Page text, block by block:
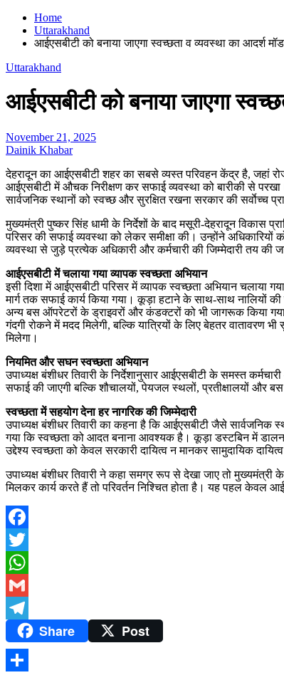
Home
Uttarakhand
आईएसबीटी को बनाया जाएगा स्वच्छता व व्यवस्था का आदर्श
Uttarakhand
आईएसबीटी को बनाया जाएगा
November 21, 2025
Dainik Khabar
देहरादून का आईएसबीटी शहर का सबसे व्यस्त परिवहन केंद्र है, जहां
आईएसबीटी में औचक निरीक्षण कर सफाई व्यवस्था को बारीकी से
सार्वजनिक स्थानों को स्वच्छ और सुरक्षित रखना सरकार की सर्वाेच्च
मुख्यमंत्री पुष्कर सिंह धामी के निर्देशों के बाद मसूरी-देहरादून विकास
परिसर की सफाई व्यवस्था को लेकर समीक्षा की। उन्होंने
व्यवस्था से जुड़े प्रत्येक अधिकारी और कर्मचारी की जिम्मेदारी तय की
आईएसबीटी में चलाया गया व्यापक स्वच्छता अभियान
इसी दिशा में आईएसबीटी परिसर में व्यापक स्वच्छता अभियान चलाया
मार्ग तक सफाई कार्य किया गया। कूड़ा हटाने के साथ-साथ नालियों
अन्य बस ऑपरेटरों के ड्राइवरों और कंडक्टरों को भी जागरूक किया
गंदगी रोकने में मदद मिलेगी, बल्कि यात्रियों के लिए बेहतर वातावरण
मिलेगा।
नियमित और सघन स्वच्छता अभियान
उपाध्यक्ष बंशीधर तिवारी के निर्देशानुसार आईएसबीटी के समस्त
सफाई की जाएगी बल्कि शौचालयों, पेयजल स्थलों, प्रतीक्षालयों और
स्वच्छता में सहयोग देना हर नागरिक की जिम्मेदारी
उपाध्यक्ष बंशीधर तिवारी का कहना है कि आईएसबीटी जैसे
गया कि स्वच्छता को आदत बनाना आवश्यक है। कूड़ा डस्टबिन में
उद्देश्य स्वच्छता को केवल सरकारी दायित्व न मानकर सामुदायिक
उपाध्यक्ष बंशीधर तिवारी ने कहा समग्र रूप से देखा जाए तो मुख्यमंत्री
मिलकर कार्य करते हैं तो परिवर्तन निश्चित होता है। यह पहल केवल
Facebook
Twitter
WhatsApp
Gmail
TelegramShare Post